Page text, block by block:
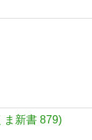
新書 879)